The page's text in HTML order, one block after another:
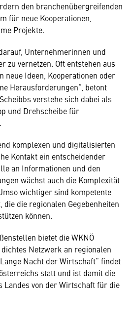
den branchenübergreifenden
für neue Kooperationen,
Projekte.
Unternehmerinnen und
zu vernetzen. Oft entstehen aus
neue Ideen, Kooperationen oder
Herausforderungen“, betont
verstehe sich dabei als
und Drehscheibe für
komplexen und digitalisierten
Kontakt ein entscheidender
an Informationen und den
wächst auch die Komplexität
wichtiger sind kompetente
die regionalen Gegebenheiten
können.
bietet die WKNÖ
Netzwerk an regionalen
Nacht der Wirtschaft“ findet
statt und ist damit die
Landes von der Wirtschaft für die